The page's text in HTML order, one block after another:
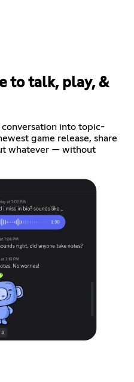
to talk, play, &
into topic-
game release, share
whatever — without